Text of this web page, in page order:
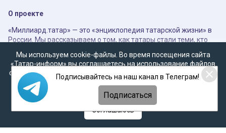
О проекте
«Миллиард.татар» — это «энциклопедия татарской жизни» в
России. Мы рассказываем о том, как татары стали теми, кто
недалеком будущем при «оптимистичном сценарии». Здесь
собраны главные бренды татар и Татарстана, главные
вопросы татар к самим себе и главные вызовы, стоящие
перед ними в XXI веке.
Мы открыты к диалогу и будем ждать ваши отклики и
предложения по электронной почте:millitatar@mail.ru
Ссылки на все наши соцсетиhttps://taplink.cc/milliard_tatar
Мы используем cookie-файлы. Во время посещения сайта
«Татар-информ» вы соглашаетесь на использование файлов
cookie в соответствии с настоящим уведомлением, согласием
наобработку персональных данных,Политикой о
персональных данных
Политикой конфиденциальности
Соглашаюсь
Подписывайтесь на наш канал в Телеграм!
Подписаться